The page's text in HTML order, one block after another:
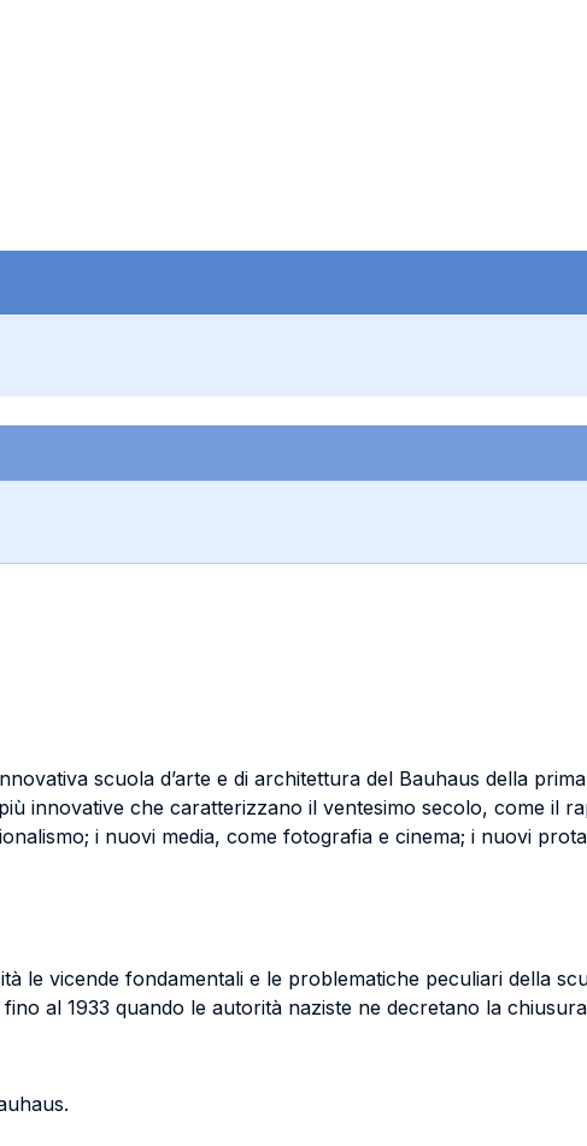
scuola d’arte e di architettura del Bauhaus della
innovative che caratterizzano il ventesimo secolo, come il
i nuovi media, come fotografia e cinema; i nuovi
le vicende fondamentali e le problematiche peculiari della
al 1933 quando le autorità naziste ne decretano la